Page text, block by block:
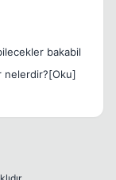
bakabil
nelerdir?[Oku]